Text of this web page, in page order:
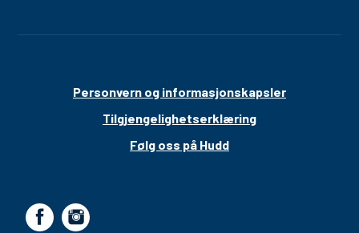
Personvern og informasjonskapsler
Tilgjengelighetserklæring
Følg oss på Hudd